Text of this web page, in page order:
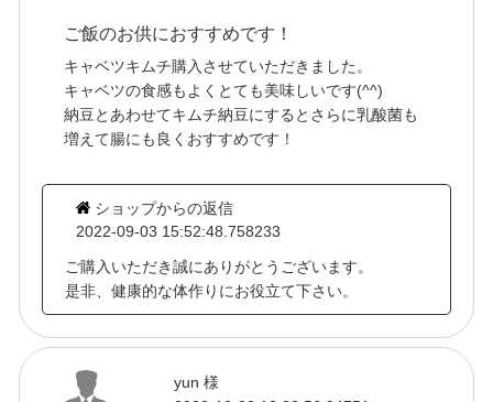
ご飯のお供におすすめです！
キャベツキムチ購入させていただきました。
キャベツの食感もよくとても美味しいです(^^)
納豆とあわせてキムチ納豆にするとさらに乳酸菌も
増えて腸にも良くおすすめです！
ショップからの返信
2022-09-03 15:52:48.758233
ご購入いただき誠にありがとうございます。
是非、健康的な体作りにお役立て下さい。
yun 様